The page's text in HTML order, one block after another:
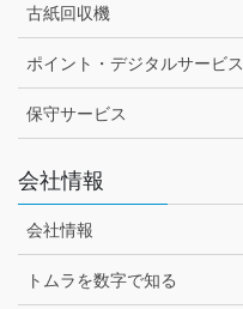
古紙回収機
ポイント・デジタルサービス
保守サービス
会社情報
会社情報
トムラを数字で知る